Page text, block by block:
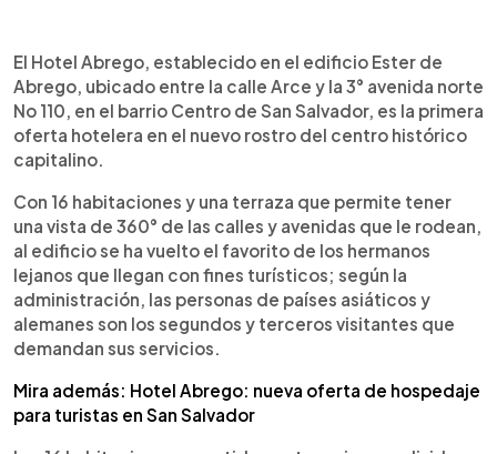
► Escuchar artículo
El Hotel Abrego, establecido en el edificio Ester de
Abrego, ubicado entre la calle Arce y la 3° avenida norte
No 110, en el barrio Centro de San Salvador, es la primera
oferta hotelera en el nuevo rostro del centro histórico
capitalino.
Con 16 habitaciones y una terraza que permite tener
una vista de 360° de las calles y avenidas que le rodean,
al edificio se ha vuelto el favorito de los hermanos
lejanos que llegan con fines turísticos; según la
administración, las personas de países asiáticos y
alemanes son los segundos y terceros visitantes que
demandan sus servicios.
Mira además: Hotel Abrego: nueva oferta de hospedaje
para turistas en San Salvador